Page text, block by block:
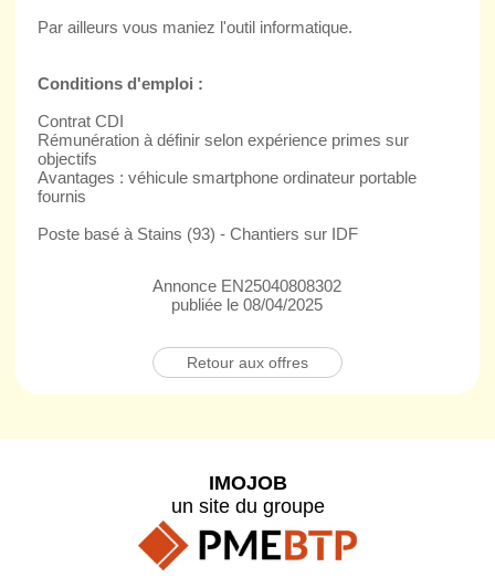
Par ailleurs vous maniez l'outil informatique.
Conditions d'emploi :
Contrat CDI
Rémunération à définir selon expérience primes sur
objectifs
Avantages : véhicule smartphone ordinateur portable
fournis
Poste basé à Stains (93) - Chantiers sur IDF
Annonce EN25040808302
publiée le 08/04/2025
Retour aux offres
IMOJOB
un site du groupe